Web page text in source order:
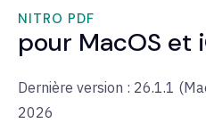
NITRO PDF
pour MacOS et
Dernière version : 26.1.1
2026